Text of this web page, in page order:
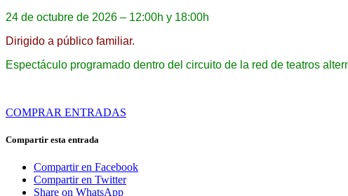
24 de octubre de 2026 – 12:00h y 18:00h
Dirigido a público familiar.
Espectáculo programado dentro del circuito de la red de teatros
COMPRAR ENTRADAS
Compartir esta entrada
Compartir en Facebook
Compartir en Twitter
Share on WhatsApp